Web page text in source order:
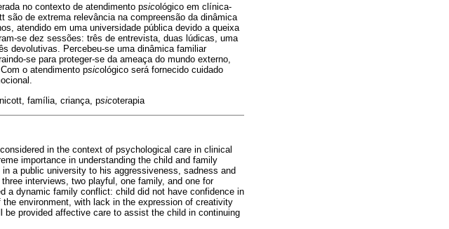
no contexto de atendimento psicológico em clínica-
de extrema relevância na compreensão da dinâmica
atendido em uma universidade pública devido a queixa
se dez sessões: três de entrevista, duas lúdicas, uma
devolutivas. Percebeu-se uma dinâmica familiar
se para proteger-se da ameaça do mundo externo,
o atendimento psicológico será fornecido cuidado
família, criança, psicoterapia
in the context of psychological care in clinical
importance in understanding the child and family
a public university to his aggressiveness, sadness and
interviews, two playful, one family, and one for
a dynamic family conflict: child did not have confidence in
environment, with lack in the expression of creativity
provided affective care to assist the child in continuing